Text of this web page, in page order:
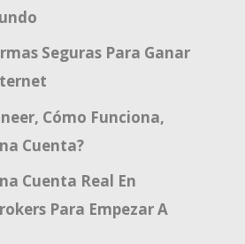
Seguras Para Ganar
Cómo Funciona,
Cuenta?
Cuenta Real En
Para Empezar A